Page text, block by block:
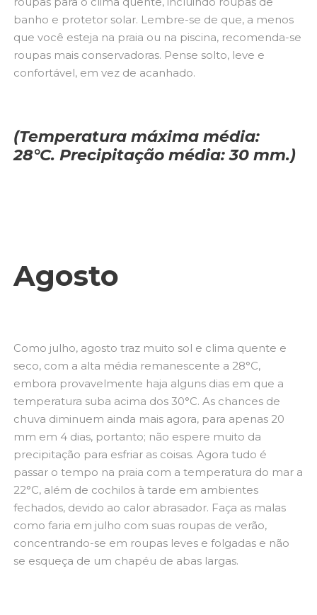
banho e protetor solar. Lembre-se de que, a menos
que você esteja na praia ou na piscina, recomenda-se
roupas mais conservadoras. Pense solto, leve e
confortável, em vez de acanhado.
(Temperatura máxima média:
28°C. Precipitação média: 30 mm.)
Agosto
Como julho, agosto traz muito sol e clima quente e
seco, com a alta média remanescente a 28°C,
embora provavelmente haja alguns dias em que a
temperatura suba acima dos 30°C. As chances de
chuva diminuem ainda mais agora, para apenas 20
mm em 4 dias, portanto; não espere muito da
precipitação para esfriar as coisas. Agora tudo é
passar o tempo na praia com a temperatura do mar a
22°C, além de cochilos à tarde em ambientes
fechados, devido ao calor abrasador. Faça as malas
como faria em julho com suas roupas de verão,
concentrando-se em roupas leves e folgadas e não
se esqueça de um chapéu de abas largas.